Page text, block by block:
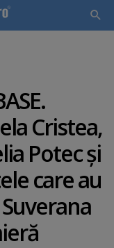
Cristea,
Potec şi
care au